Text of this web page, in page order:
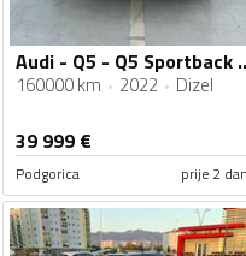
Audi - Q5
160000 km 2022 Dizel
39 999 €
Podgorica prije 2